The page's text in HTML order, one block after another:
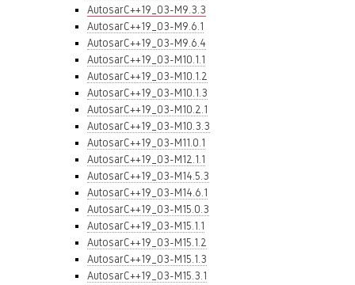
AutosarC++19_03-M9.3.3
AutosarC++19_03-M9.6.1
AutosarC++19_03-M9.6.4
AutosarC++19_03-M10.1.1
AutosarC++19_03-M10.1.2
AutosarC++19_03-M10.1.3
AutosarC++19_03-M10.2.1
AutosarC++19_03-M10.3.3
AutosarC++19_03-M11.0.1
AutosarC++19_03-M12.1.1
AutosarC++19_03-M14.5.3
AutosarC++19_03-M14.6.1
AutosarC++19_03-M15.0.3
AutosarC++19_03-M15.1.1
AutosarC++19_03-M15.1.2
AutosarC++19_03-M15.1.3
AutosarC++19_03-M15.3.1